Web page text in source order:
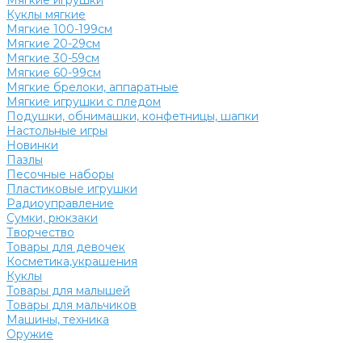
Куклы мягкие
Мягкие 100-199см
Мягкие 20-29см
Мягкие 30-59см
Мягкие 60-99см
Мягкие брелоки, аппаратные
Мягкие игрушки с пледом
Подушки, обнимашки, конфетницы, шапки
Настольные игры
Новинки
Пазлы
Песочные наборы
Пластиковые игрушки
Радиоуправление
Сумки, рюкзаки
Творчество
Товары для девочек
Косметика,украшения
Куклы
Товары для малышей
Товары для мальчиков
Машины, техника
Оружие